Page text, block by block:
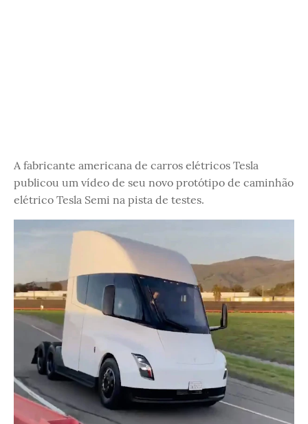
A fabricante americana de carros elétricos Tesla
publicou um vídeo de seu novo protótipo de caminhão
elétrico Tesla Semi na pista de testes.